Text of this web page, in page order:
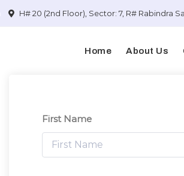
H# 20 (2nd Floor), Sector: 7, R# Rabindra
Home About Us
First Name